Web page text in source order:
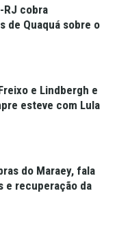
RJ cobra
de Quaquá sobre o
e Lindbergh e
esteve com Lula
do Maraey, fala
e recuperação da